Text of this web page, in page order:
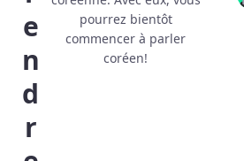
e
n
d
r
pourrez bientôt
commencer à parler
coréen!